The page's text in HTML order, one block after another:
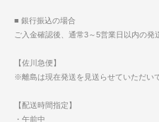
■ 銀行振込の場合
ご入金確認後、通常3～5営業日以内の発
【佐川急便】
※離島は現在発送を見送らせていただい
【配送時間指定】
・午前中